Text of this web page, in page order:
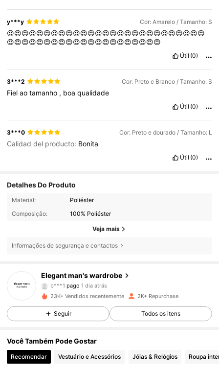
y***y Cor: Amarelo / Tamanho: S
😍😍😍😍😍😍😍😍😍😍😍😍😍😍😍😍😍😍😍😍😍😍😍😍😍😍😍
😍😍😍😍😍😍😍😍😍😍😍😍😍😍😍😍😍😍😍😍😍
Útil (0)
3***2 Cor: Preto e Branco / Tamanho: S
Fielaotamanho , boaqualidade
Útil (0)
3***0 Cor: Preto e dourado / Tamanho: L
Calidad del producto: Bonita
Útil (0)
Detalhes Do Produto
Material:
Poliéster
Composição:
100% Poliéster
Veja mais
Informações de segurança e contactos
Elegant man's wardrobe
4,76
574 Seguidores
b***1 pago 1 dia atrás
4,76
23K+ Vendidos recentemente 2K+ Repurchase
Seguir Todos os itens
Você Também Pode Gostar
Recomendar Vestuário e Acessórios Jóias & Relógios Roupa